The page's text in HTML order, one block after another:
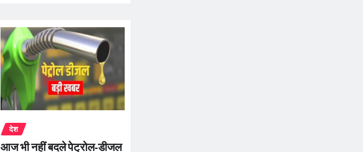
देश
आज भी नहीं बदले पेट्रोल-डीजल